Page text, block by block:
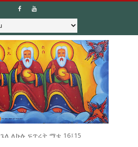
ለኩሉ ፍጥረት ማቴ 16፤15